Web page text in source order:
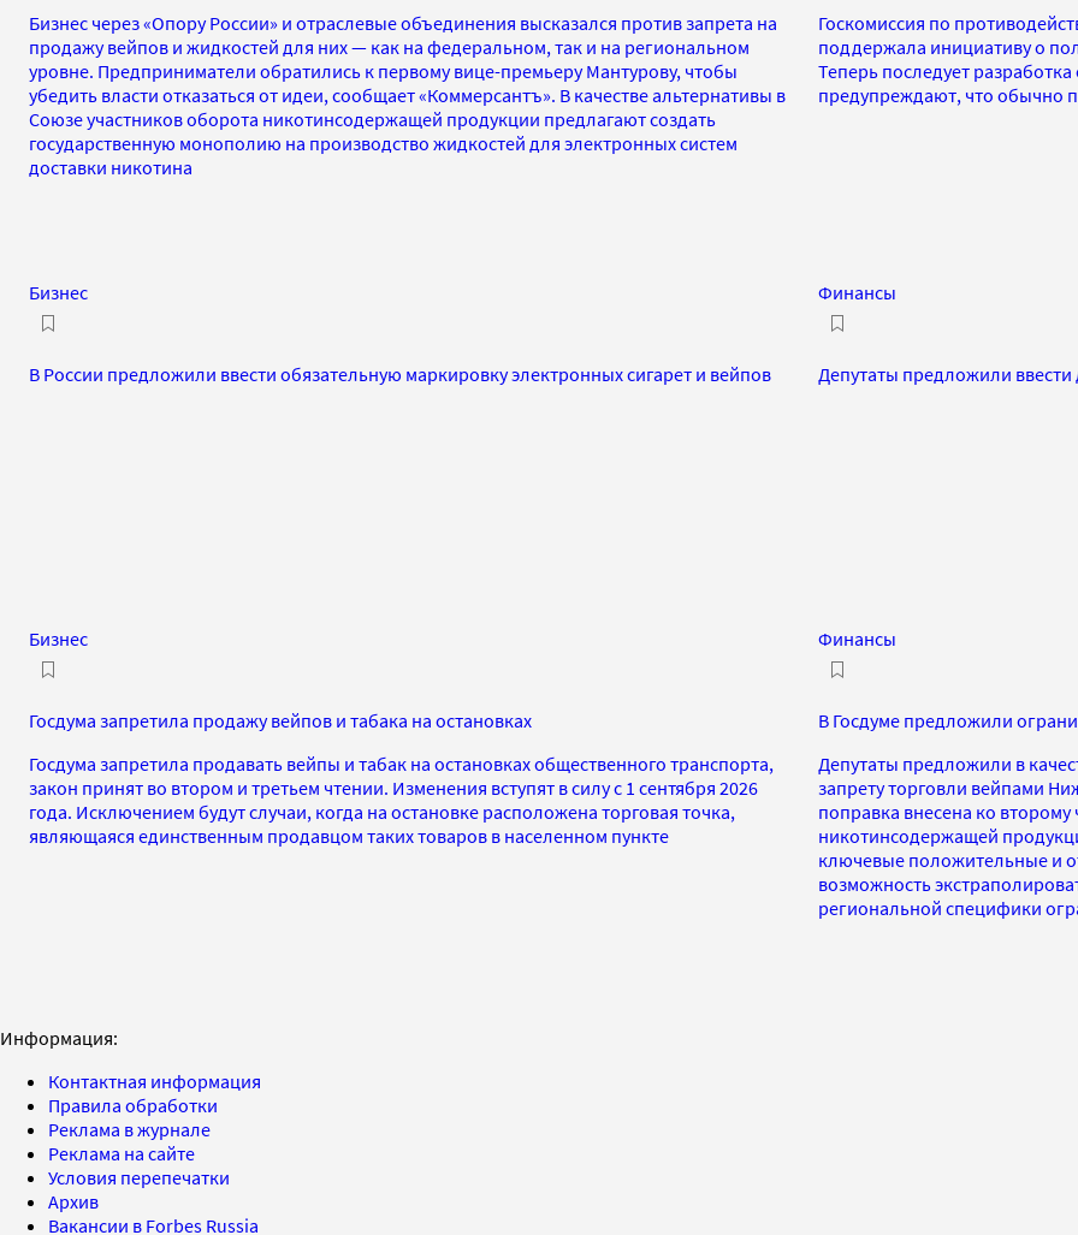
Бизнес через «Опору России» и отраслевые объединения высказался против запрета на
продажу вейпов и жидкостей для них — как на федеральном, так и на региональном
уровне. Предприниматели обратились к первому вице-премьеру Мантурову, чтобы
убедить власти отказаться от идеи, сообщает «Коммерсантъ». В качестве альтернативы в
Союзе участников оборота никотинсодержащей продукции предлагают создать
государственную монополию на производство жидкостей для электронных систем
доставки никотина
Госкомиссия по
поддержала инициативу о
Теперь последует
предупреждают, что обычно
Бизнес
В России предложили ввести обязательную маркировку электронных сигарет и вейпов
Финансы
Депутаты предложили
Бизнес
Госдума запретила продажу вейпов и табака на остановках
Госдума запретила продавать вейпы и табак на остановках общественного транспорта,
закон принят во втором и третьем чтении. Изменения вступят в силу с 1 сентября 2026
года. Исключением будут случаи, когда на остановке расположена торговая точка,
являющаяся единственным продавцом таких товаров в населенном пункте
Финансы
В Госдуме предложили
Депутаты предложили в
запрету торговли вейпами
поправка внесена ко
никотинсодержащей
ключевые положительные и
возможность
региональной специфики
Информация:
Контактная информация
Правила обработки
Реклама в журнале
Реклама на сайте
Условия перепечатки
Архив
Вакансии в Forbes Russia